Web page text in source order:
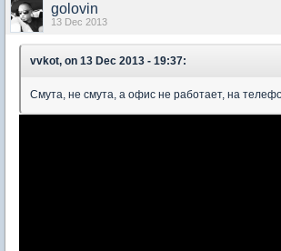
golovin
13 Dec 2013
vvkot, on 13 Dec 2013 - 19:37:
Смута, не смута, а офис не работает, на